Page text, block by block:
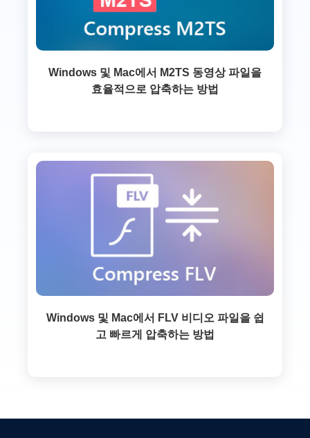
Windows 및 Mac에서 M2TS 동영상 파일을
효율적으로 압축하는 방법
Windows 및 Mac에서 FLV 비디오 파일을 쉽
고 빠르게 압축하는 방법